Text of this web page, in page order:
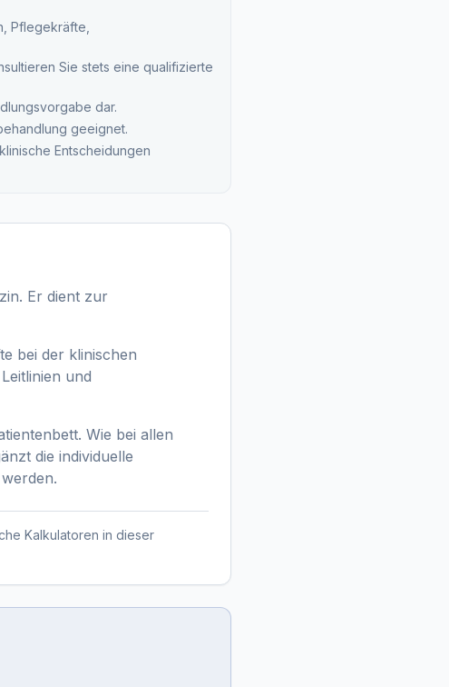
Pflegekräfte,
Sie stets eine qualifizierte
dar.
geeignet.
Entscheidungen
Er dient zur
bei der klinischen
und
Wie bei allen
die individuelle
Kalkulatoren in dieser